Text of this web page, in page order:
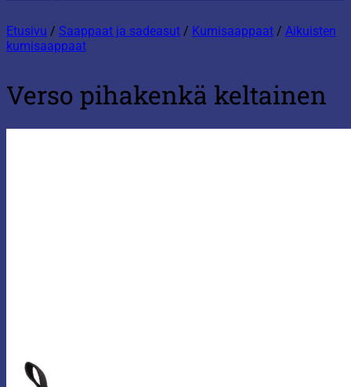
Etusivu / Saappaat ja sadeasut / Kumisaappaat / Aikuisten
kumisaappaat
Verso pihakenkä keltainen